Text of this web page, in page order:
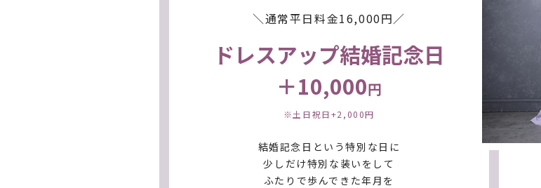
※
和装1着 撮影時レンタル 3,300円
※中学生まで ※
4,300
※
お孫さん洋装・和装撮影時レンタル」「お孫さんヘアセット・メイク・和装お着付け」は、ご
り、別途ブランド料金がかかる衣裳もございます。
訪問着を持ち込まれる場合は持ち物リストをご確認下さい。
＼通常平日料金16,000円／
ドレスアップ結婚記念日
＋10,000円
※土日祝日+2,000円
結婚記念日という特別な日に
少しだけ特別な装いをして
ふたりで歩んできた年月を